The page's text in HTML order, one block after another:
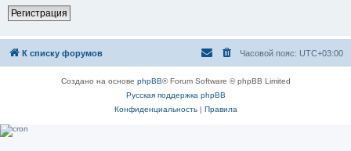
Регистрация
К списку форумов Часовой пояс: UTC+03:00
Создано на основе phpBB® Forum Software © phpBB Limited
Русская поддержка phpBB
Конфиденциальность| Правила